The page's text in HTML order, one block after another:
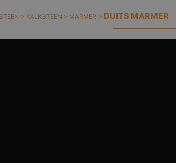
> KALKSTEEN > MARMER > DUITS MARMER